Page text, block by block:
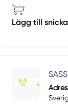
Lägg till